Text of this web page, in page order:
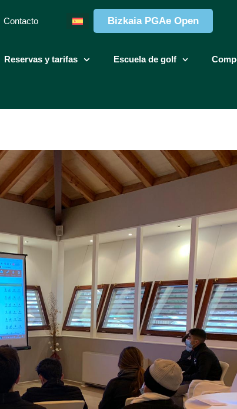
Bizkaia PGAe Open
Contacto
Reservas y tarifas Escuela de golf